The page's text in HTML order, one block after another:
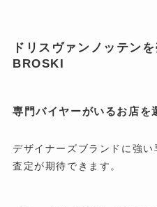
ドリスヴァンノッテン
BROSKI
専門バイヤーがいるお店を
デザイナーズブランドに強
査定が期待できます。